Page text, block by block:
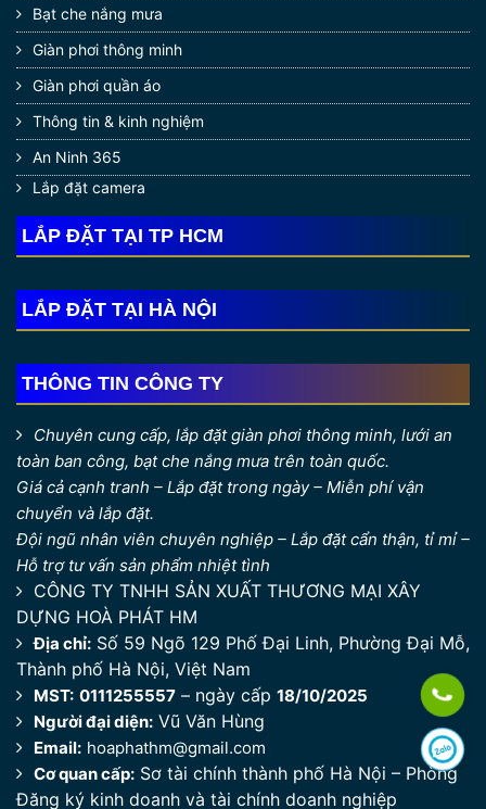
Bạt che nắng mưa
Giàn phơi thông minh
Giàn phơi quần áo
Thông tin & kinh nghiệm
An Ninh 365
Lắp đặt camera
LẮP ĐẶT TẠI TP HCM
LẮP ĐẶT TẠI HÀ NỘI
THÔNG TIN CÔNG TY
Chuyên cung cấp, lắp đặt giàn phơi thông minh, lưới an
toàn ban công, bạt che nắng mưa trên toàn quốc.
Giá cả cạnh tranh – Lắp đặt trong ngày – Miễn phí vận
chuyển và lắp đặt.
Đội ngũ nhân viên chuyên nghiệp – Lắp đặt cẩn thận, tỉ mỉ –
Hỗ trợ tư vấn sản phẩm nhiệt tình
CÔNG TY TNHH SẢN XUẤT THƯƠNG MẠI XÂY
DỰNG HOÀ PHÁT HM
Địa chỉ: Số 59 Ngõ 129 Phố Đại Linh, Phường Đại Mỗ,
Thành phố Hà Nội, Việt Nam
MST: 0111255557 – ngày cấp 18/10/2025
Người đại diện: Vũ Văn Hùng
Email: hoaphathm@gmail.com
Cơ quan cấp: Sơ tài chính thành phố Hà Nội – Phòng
Đăng ký kinh doanh và tài chính doanh nghiệp